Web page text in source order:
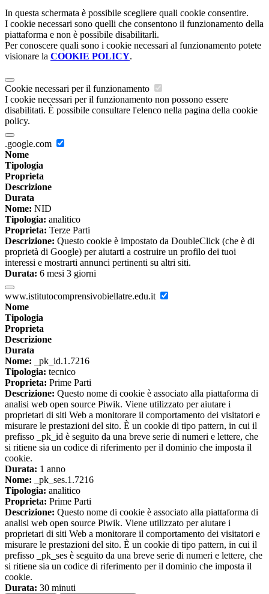
In questa schermata è possibile scegliere quali cookie consentire.
I cookie necessari sono quelli che consentono il funzionamento della
piattaforma e non è possibile disabilitarli.
Per conoscere quali sono i cookie necessari al funzionamento potete
visionare la COOKIE POLICY.
Cookie necessari per il funzionamento
I cookie necessari per il funzionamento non possono essere
disabilitati. È possibile consultare l'elenco nella pagina della cookie
policy.
.google.com
Nome
Tipologia
Proprieta
Descrizione
Durata
Nome: NID
Tipologia: analitico
Proprieta: Terze Parti
Descrizione: Questo cookie è impostato da DoubleClick (che è di
proprietà di Google) per aiutarti a costruire un profilo dei tuoi
interessi e mostrarti annunci pertinenti su altri siti.
Durata: 6 mesi 3 giorni
www.istitutocomprensivobiellatre.edu.it
Nome
Tipologia
Proprieta
Descrizione
Durata
Nome: _pk_id.1.7216
Tipologia: tecnico
Proprieta: Prime Parti
Descrizione: Questo nome di cookie è associato alla piattaforma di
analisi web open source Piwik. Viene utilizzato per aiutare i
proprietari di siti Web a monitorare il comportamento dei visitatori e
misurare le prestazioni del sito. È un cookie di tipo pattern, in cui il
prefisso _pk_id è seguito da una breve serie di numeri e lettere, che
si ritiene sia un codice di riferimento per il dominio che imposta il
cookie.
Durata: 1 anno
Nome: _pk_ses.1.7216
Tipologia: analitico
Proprieta: Prime Parti
Descrizione: Questo nome di cookie è associato alla piattaforma di
analisi web open source Piwik. Viene utilizzato per aiutare i
proprietari di siti Web a monitorare il comportamento dei visitatori e
misurare le prestazioni del sito. È un cookie di tipo pattern, in cui il
prefisso _pk_ses è seguito da una breve serie di numeri e lettere, che
si ritiene sia un codice di riferimento per il dominio che imposta il
cookie.
Durata: 30 minuti